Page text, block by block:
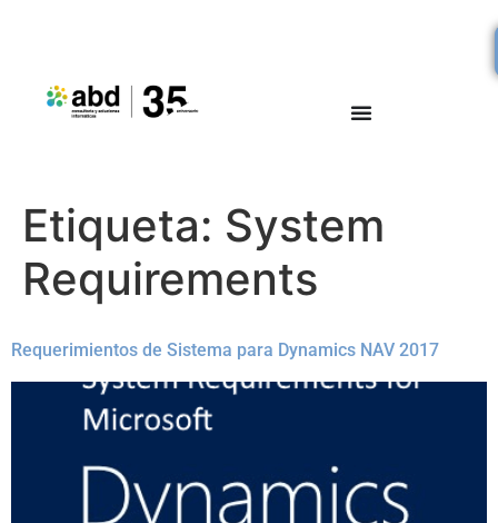
Etiqueta: System
Requirements
Requerimientos de Sistema para Dynamics NAV 2017